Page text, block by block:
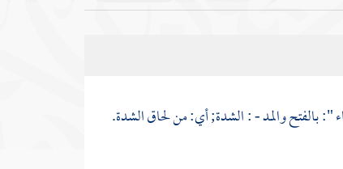
بالفتح والمد - : الشدة; أي: من لحاق الشدة.